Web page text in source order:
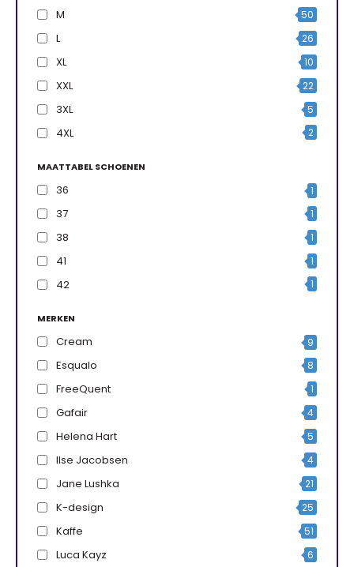
M 50
L 26
XL 10
XXL 22
3XL 5
4XL 2
MAATTABEL SCHOENEN
36 1
37 1
38 1
41 1
42 1
MERKEN
Cream 9
Esqualo 8
FreeQuent 1
Gafair 4
Helena Hart 5
Ilse Jacobsen 4
Jane Lushka 21
K-design 25
Kaffe 51
Luca Kayz 6